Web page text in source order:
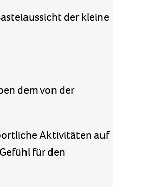
der kleine
dem von der
Aktivitäten auf
für den